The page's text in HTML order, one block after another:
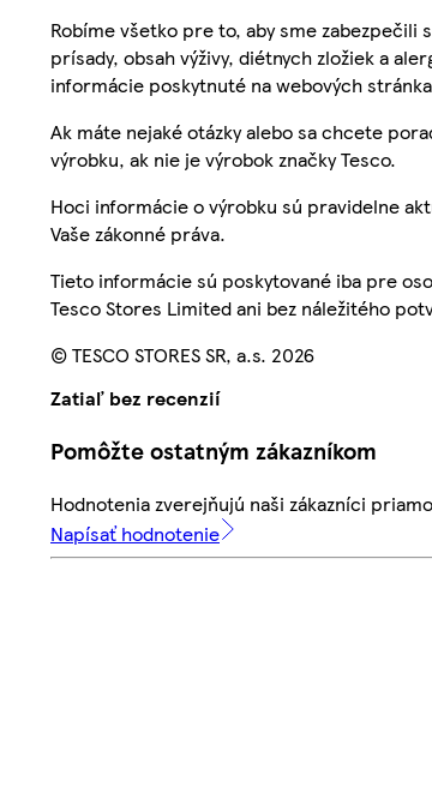
Robíme všetko pre to, aby sme
prísady, obsah výživy, diétnych zložiek a
informácie poskytnuté na webových
Ak máte nejaké otázky alebo sa chcete
výrobku, ak nie je výrobok značky Tesco.
Hoci informácie o výrobku sú pravidelne
Vaše zákonné práva.
Tieto informácie sú poskytované iba pre
Tesco Stores Limited ani bez náležitého
© TESCO STORES SR, a.s. 2026
Zatiaľ bez recenzií
Pomôžte ostatným zákazníkom
Hodnotenia zverejňujú naši zákazníci
Napísať hodnotenie